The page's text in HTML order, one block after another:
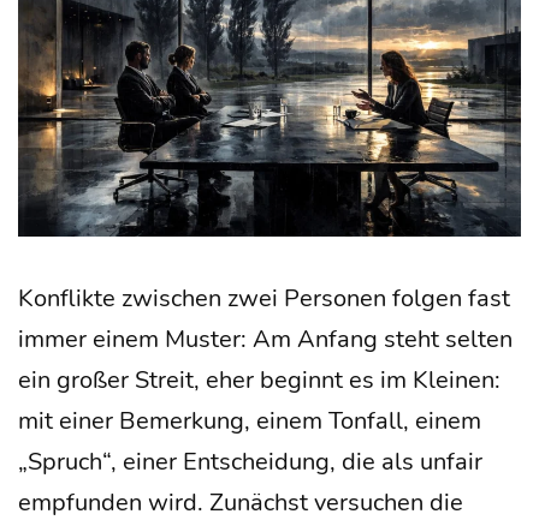
Kon­flik­te zwi­schen zwei Per­so­nen fol­gen fast
immer einem Mus­ter: Am Anfang steht sel­ten
ein gro­ßer Streit, eher beginnt es im Klei­nen:
mit einer Bemer­kung, einem Ton­fall, einem
„Spruch“, einer Ent­schei­dung, die als unfair
emp­fun­den wird. Zunächst ver­su­chen die